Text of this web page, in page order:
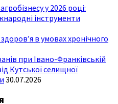
у 2026 році:
інструменти
в умовах хронічного
при Івано-Франківській
Кутської селищної
30.07.2026